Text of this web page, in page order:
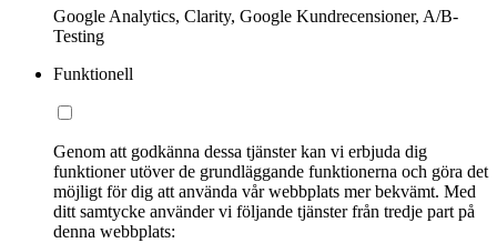
Google Analytics, Clarity, Google Kundrecensioner, A/B-
Testing
Funktionell
Genom att godkänna dessa tjänster kan vi erbjuda dig
funktioner utöver de grundläggande funktionerna och göra det
möjligt för dig att använda vår webbplats mer bekvämt. Med
ditt samtycke använder vi följande tjänster från tredje part på
denna webbplats: